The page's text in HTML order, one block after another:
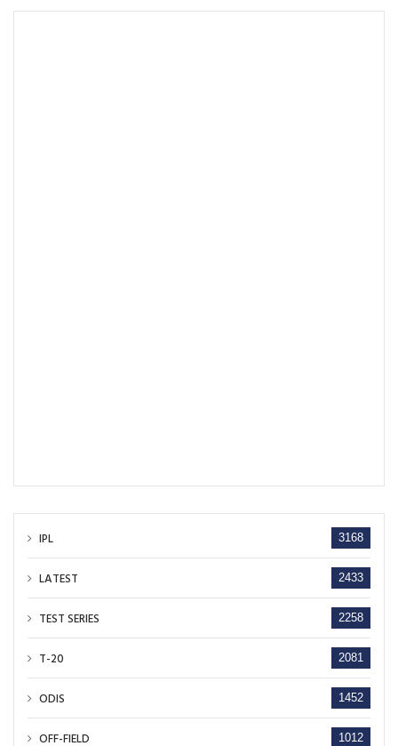
IPL 3168
LATEST 2433
TEST SERIES 2258
T-20 2081
ODIS 1452
OFF-FIELD 1012